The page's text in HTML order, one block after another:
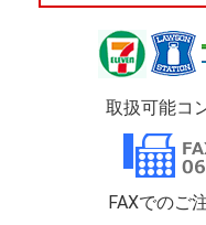
取扱可能コ
FAXでのご